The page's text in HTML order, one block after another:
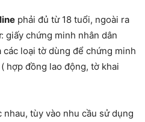
phải đủ từ 18 tuổi, ngoài ra
giấy chứng minh nhân dân
các loại tờ dùng để chứng minh
hợp đồng lao động, tờ khai
tùy vào nhu cầu sử dụng